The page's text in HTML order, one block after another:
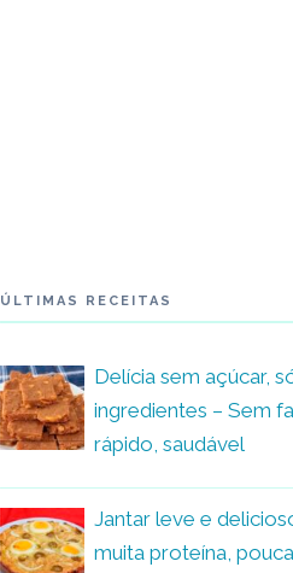
ÚLTIMAS RECEITAS
Delícia sem açúcar,
ingredientes – Sem
rápido, saudável
Jantar leve e
muita proteína,